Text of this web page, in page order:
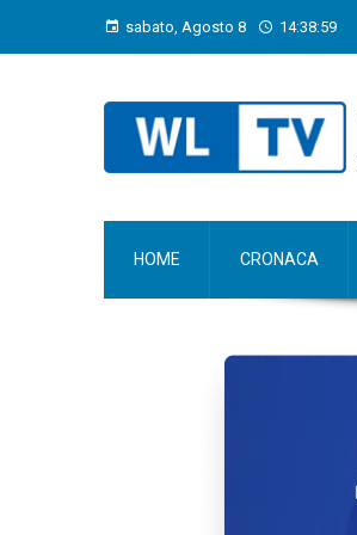
sabato, Agosto 8 14:39:00
HOME CRONACA